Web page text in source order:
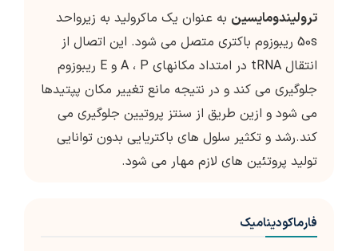
ترولیندومایسین به عنوان یک ماکرولید به زیرواحد
50s ریبوزوم باکتری متصل می شود. این اتصال از
انتقال tRNA در امتداد مکانهای A ، P و E ریبوزوم
جلوگیری می کند و در نتیجه مانع تغییر مکان پپتیدها
می شود و ازین طریق از سنتز پروتیین جلوگیری می
کند.رشد و تکثیر سلول های باکتریایی بدون توانایی
تولید پروتئین های لازم مهار می شود.
فارماکودینامیک